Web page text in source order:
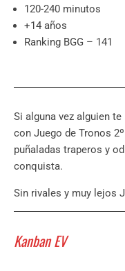
120-240 minutos
+14 años
Ranking BGG – 141
Si alguna vez alguien
con Juego de Tronos
puñaladas traperos y
conquista.
Sin rivales y muy lejos
Kanban EV